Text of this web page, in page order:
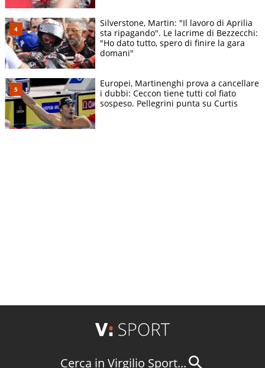
Silverstone, Martin: "Il lavoro di Aprilia
sta ripagando". Le lacrime di Bezzecchi:
"Ho dato tutto, spero di finire la gara
domani"
Europei, Martinenghi prova a cancellare
i dubbi: Ceccon tiene tutti col fiato
sospeso. Pellegrini punta su Curtis
Cerca in Virgilio Sport...